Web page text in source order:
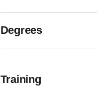
Degrees
Training